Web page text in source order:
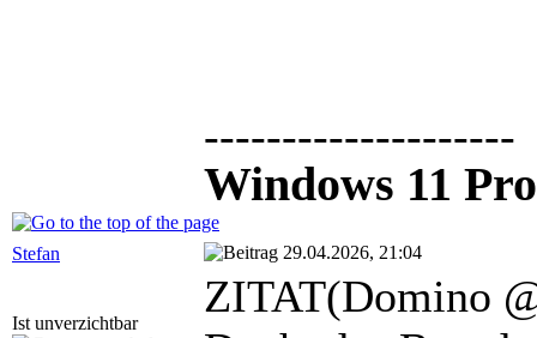
--------------------
Windows 11
Stefan 29.04.2026, 21:04
Ist unverzichtbar
ZITAT(Domino